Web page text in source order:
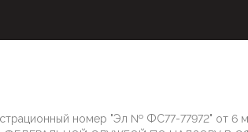
номер "Эл № ФС77-77972" от 6